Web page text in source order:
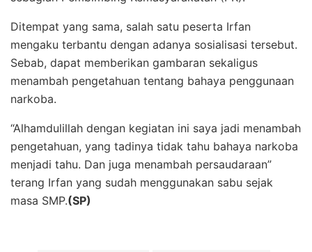
Ditempat yang sama, salah satu peserta Irfan
mengaku terbantu dengan adanya sosialisasi tersebut.
Sebab, dapat memberikan gambaran sekaligus
menambah pengetahuan tentang bahaya penggunaan
narkoba.
“Alhamdulillah dengan kegiatan ini saya jadi menambah
pengetahuan, yang tadinya tidak tahu bahaya narkoba
menjadi tahu. Dan juga menambah persaudaraan”
terang Irfan yang sudah menggunakan sabu sejak
masa SMP.(SP)